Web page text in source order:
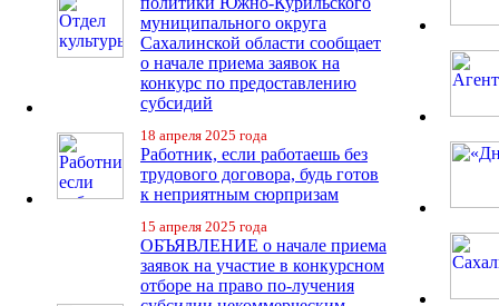
муниципального округа
Сахалинской области сообщает
о начале приема заявок на
конкурс по предоставлению
субсидий
18 апреля 2025 года
Работник, если работаешь без
трудового договора, будь готов
к неприятным сюрпризам
15 апреля 2025 года
ОБЪЯВЛЕНИЕ о начале приема
заявок на участие в конкурсном
отборе на право по-лучения